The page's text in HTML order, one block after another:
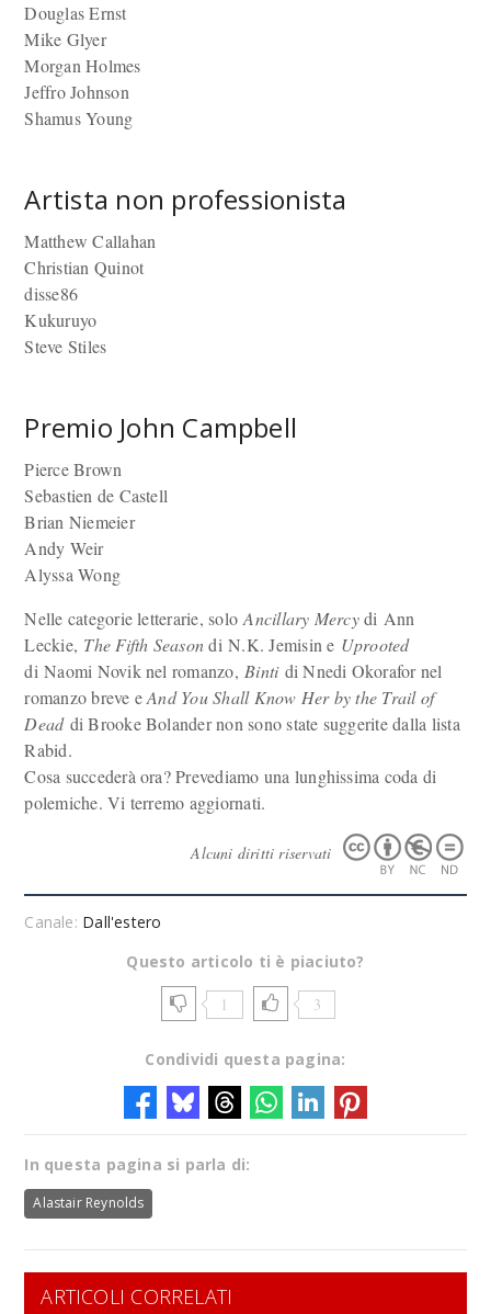
Douglas Ernst
Mike Glyer
Morgan Holmes
Jeffro Johnson
Shamus Young
Artista non professionista
Matthew Callahan
Christian Quinot
disse86
Kukuruyo
Steve Stiles
Premio John Campbell
Pierce Brown
Sebastien de Castell
Brian Niemeier
Andy Weir
Alyssa Wong
Nelle categorie letterarie, soloAncillary Mercydi Ann
Leckie, The Fifth Seasondi N.K. Jemisin e Uprooted
di Naomi Novik nel romanzo, Bintidi Nnedi Okorafor nel
romanzo breve eAnd You Shall Know Her by the Trail of
Deaddi Brooke Bolander non sono state suggerite dalla lista
Rabid.
Cosa succederà ora? Prevediamo una lunghissima coda di
polemiche. Vi terremo aggiornati.
Alcuni diritti riservati
Canale: Dall'estero
Questo articolo ti è piaciuto?
1 3
Condividi questa pagina:
In questa pagina si parla di:
Alastair Reynolds
ARTICOLI CORRELATI